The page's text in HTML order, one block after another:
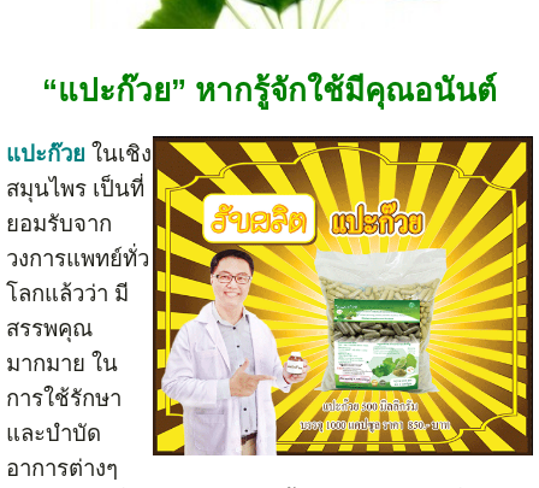
“แปะก๊วย” หากรู้จักใช้มีคุณอนันต์
แปะก๊วย ในเชิง
สมุนไพร เป็นที่
ยอมรับจาก
วงการแพทย์ทั่ว
โลกแล้วว่า มี
สรรพคุณ
มากมาย ใน
การใช้รักษา
และบำบัด
อาการต่างๆ